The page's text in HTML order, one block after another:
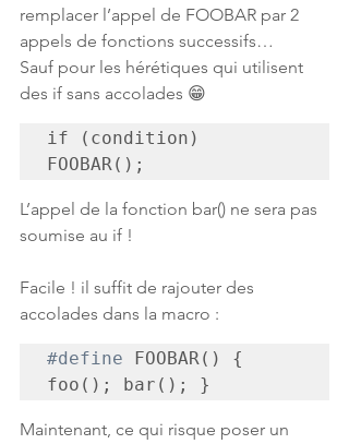
remplacer l’appel de FOOBAR par 2
appels de fonctions successifs…
Sauf pour les hérétiques qui utilisent
des if sans accolades 😁
if (condition)
FOOBAR();
L’appel de la fonction bar() ne sera pas
soumise au if !
Facile ! il suffit de rajouter des
accolades dans la macro :
#define FOOBAR() {
Maintenant, ce qui risque poser un